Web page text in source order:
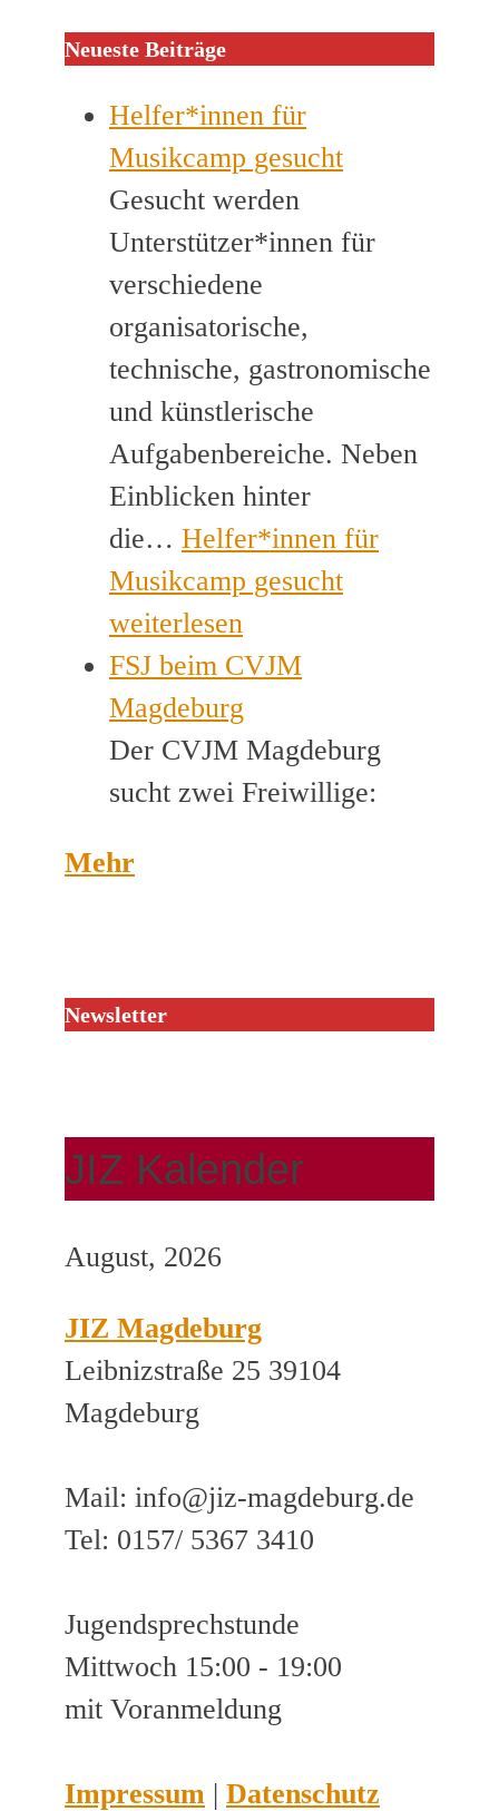
Neueste Beiträge
Helfer*innen für
Musikcamp gesucht
Gesucht werden
Unterstützer*innen für
verschiedene
organisatorische,
technische, gastronomische
und künstlerische
Aufgabenbereiche. Neben
Einblicken hinter
die… Helfer*innen für
Musikcamp gesucht
weiterlesen
FSJ beim CVJM
Magdeburg
Der CVJM Magdeburg
sucht zwei Freiwillige:
Mehr
Newsletter
JIZ Kalender
August, 2026
JIZ Magdeburg
Leibnizstraße 25 39104
Magdeburg
Mail: info@jiz-magdeburg.de
Tel: 0157/ 5367 3410
Jugendsprechstunde
Mittwoch 15:00 - 19:00
mit Voranmeldung
Impressum | Datenschutz